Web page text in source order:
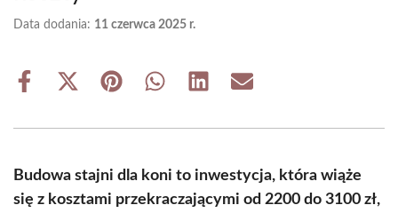
Data dodania: 11 czerwca 2025 r.
Share
Share
(Twitter)
Share Share Share Share
Budowa stajni dla koni to inwestycja, która wiąże
się z kosztami przekraczającymi od 2200 do 3100 zł,